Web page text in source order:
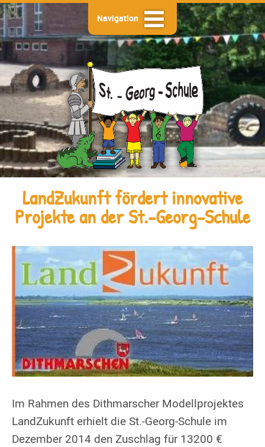
Navigation
LandZukunft fördert innovative
Projekte an der St.-Georg-Schule
Im Rahmen des Dithmarscher Modellprojektes
LandZukunft erhielt die St.-Georg-Schule im
Dezember 2014 den Zuschlag für 13200 €